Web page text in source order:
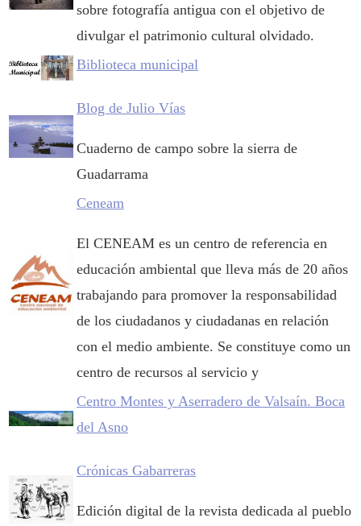
sobre fotografía antigua con el objetivo de
divulgar el patrimonio cultural olvidado.
Biblioteca municipal
Blog de Julio Vías
Cuaderno de campo sobre la sierra de
Guadarrama
Ceneam
El CENEAM es un centro de referencia en
educación ambiental que lleva más de 20 años
trabajando para promover la responsabilidad
de los ciudadanos y ciudadanas en relación
con el medio ambiente. Se constituye como un
centro de recursos al servicio y
Centro Montes y Aserradero de Valsaín. Boca
del Asno
Crónicas Gabarreras
Edición digital de la revista dedicada al pueblo